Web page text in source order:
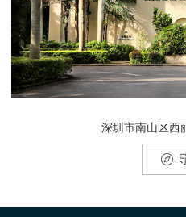
深圳市南山区西